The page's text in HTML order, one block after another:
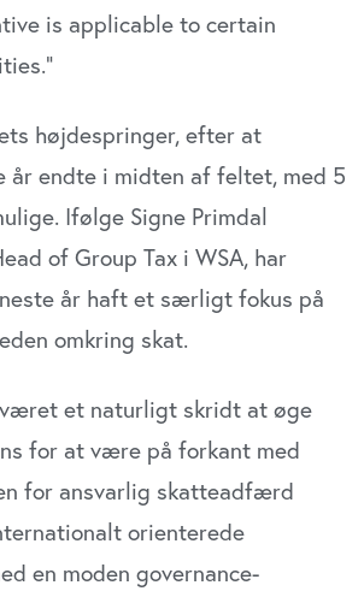
is applicable to certain
højdespringer, efter at
år endte i midten af feltet, med 5
Ifølge Signe Primdal
of Group Tax i WSA, har
år haft et særligt fokus på
omkring skat.
et naturligt skridt at øge
for at være på forkant med
for ansvarlig skatteadfærd
orienterede
en moden governance-